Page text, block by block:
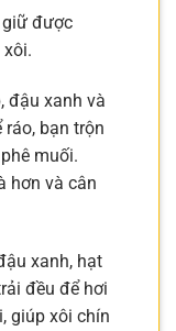
giữ được
đậu xanh và
bạn trộn
muối.
hơn và cân
xanh, hạt
đều để hơi
giúp xôi chín